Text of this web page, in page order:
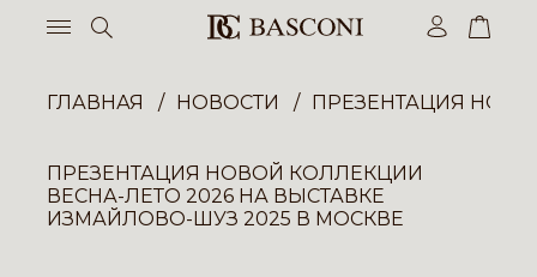
ГЛАВНАЯ НОВОСТИ ПРЕЗЕНТАЦИЯ
ПРЕЗЕНТАЦИЯ НОВОЙ КОЛЛЕКЦИИ
ВЕСНА-ЛЕТО 2026 НА ВЫСТАВКЕ
ИЗМАЙЛОВО-ШУЗ 2025 В МОСКВЕ